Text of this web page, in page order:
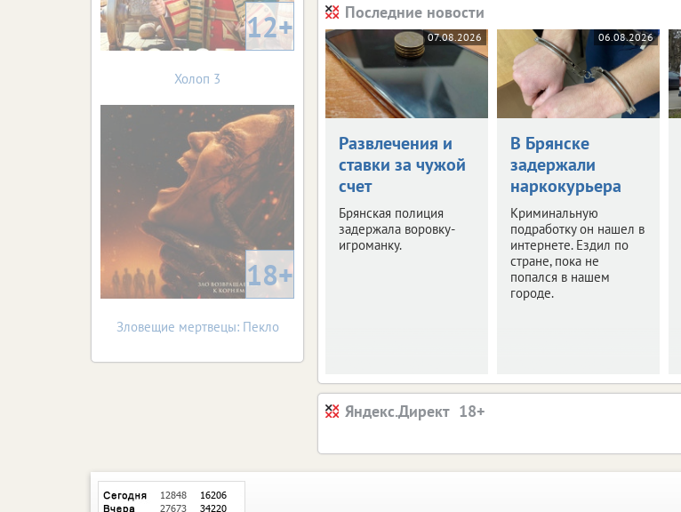
Последние новости
07.08.2026
Развлечения и
ставки за чужой
счет
Брянская полиция
задержала воровку-
игроманку.
06.08.2026
В Брянске
задержали
наркокурьера
Криминальную
подработку он нашел в
интернете. Ездил по
стране, пока не
попался в нашем
городе.
Яндекс.Директ
12+
Холоп 3
18+
Зловещие мертвецы: Пекло